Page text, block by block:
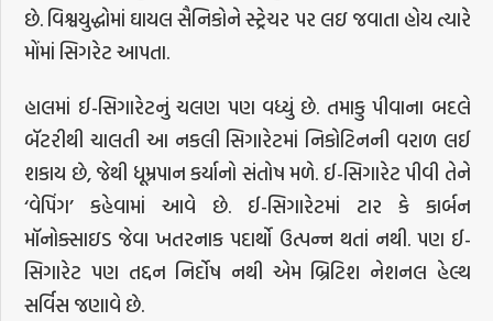
છે. વિશ્વયુદ્ધોમાં ઘાયલ સૈનિકોને સ્ટ્રેચર પર લઇ જવાતા હોય ત્યારે
મોંમાં સિગરેટ આપતા.
હાલમાં ઈ-સિગારેટનું ચલણ પણ વધ્યું છે. તમાકુ પીવાના બદલે
બૅટરીથી ચાલતી આ નકલી સિગારેટમાં નિકોટિનની વરાળ લઈ
શકાય છે, જેથી ધૂમ્રપાન કર્યાનો સંતોષ મળે. ઈ-સિગારેટ પીવી તેને
‘વેપિંગ’ કહેવામાં આવે છે. ઈ-સિગારેટમાં ટાર કે કાર્બન
મૉનોક્સાઇડ જેવા ખતરનાક પદાર્થો ઉત્પન્ન થતાં નથી. પણ ઈ-
સિગારેટ પણ તદ્દન નિર્દોષ નથી એમ બ્રિટિશ નેશનલ હેલ્થ
સર્વિસ જણાવે છે.